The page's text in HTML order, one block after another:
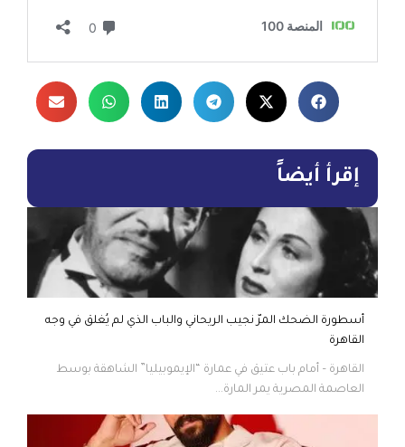
إقرأ أيضاً
أسطورة الضحك المرّ نجيب الريحاني والباب الذي لم يُغلق في وجه
القاهرة
القاهرة – أمام باب عتيق في عمارة “الإيموبيليا” الشاهقة بوسط
العاصمة المصرية يمر المارة...